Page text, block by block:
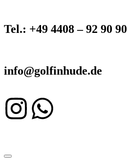
Tel.: +49 4408 – 92 90 90
info@golfinhude.de